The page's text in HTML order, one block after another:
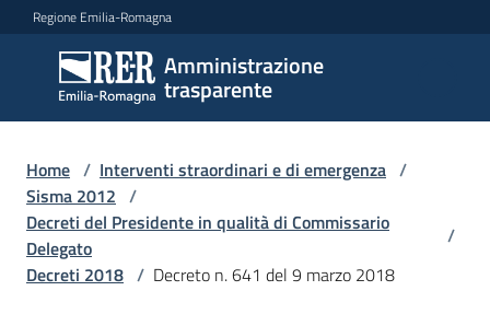
Vai al contenuto
Vai alla navigazione
Vai al footer
Regione Emilia-Romagna
Amministrazione
trasparente
Amministrazione
trasparente
Sottosezioni
Accesso
Home / Interventi straordinari e di emergenza /
Sisma 2012 /
Decreti del Presidente in qualità di Commissario
Delegato
/
Decreti 2018 / Decreto n. 641 del 9 marzo 2018